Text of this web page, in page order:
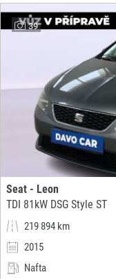
39
Seat - Leon
TDI 81kW DSG Style ST
219 894 km
2015
Nafta